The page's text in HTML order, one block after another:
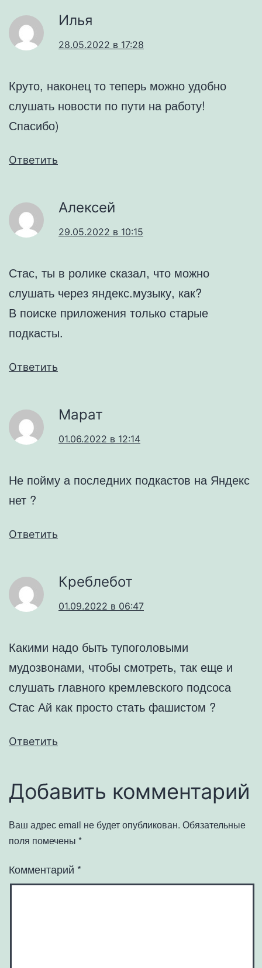
Илья
28.05.2022 в 17:28
Круто, наконец то теперь можно удобно
слушать новости по пути на работу!
Спасибо)
Ответить
Алексей
29.05.2022 в 10:15
Стас, ты в ролике сказал, что можно
слушать через яндекс.музыку, как?
В поиске приложения только старые
подкасты.
Ответить
Марат
01.06.2022 в 12:14
Не пойму а последних подкастов на Яндекс
нет ?
Ответить
Креблебот
01.09.2022 в 06:47
Какими надо быть тупоголовыми
мудозвонами, чтобы смотреть, так еще и
слушать главного кремлевского подсоса
Стас Ай как просто стать фашистом ?
Ответить
Добавить комментарий
Ваш адрес email не будет опубликован. Обязательные
поля помечены *
Комментарий *